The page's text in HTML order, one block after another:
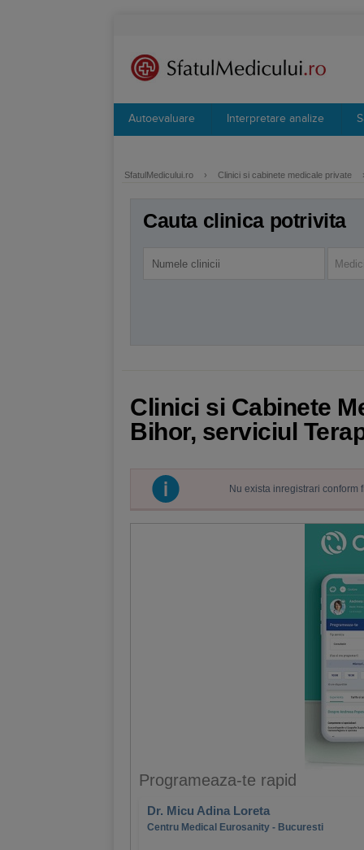
Autoevaluare Interpretare analize
SfatulMedicului.ro › Clinici si cabinete medicale private
Cauta clinica potrivita
Clinici si Cabinete
Bihor, serviciul
Nu exista inregistrari
Programeaza-te rapid
Dr. Micu Adina Loreta
Centru Medical Eurosanity - Bucuresti